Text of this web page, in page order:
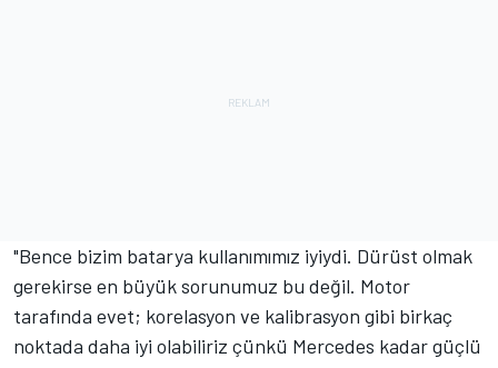
"Bence bizim batarya kullanımımız iyiydi. Dürüst olmak
gerekirse en büyük sorunumuz bu değil. Motor
tarafında evet; korelasyon ve kalibrasyon gibi birkaç
noktada daha iyi olabiliriz çünkü Mercedes kadar güçlü